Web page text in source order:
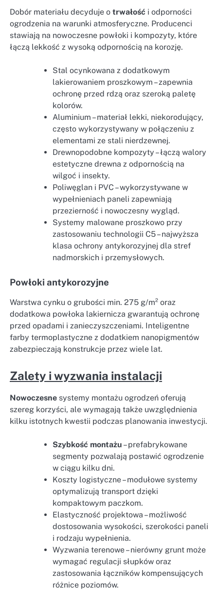
Dobór materiału decyduje o trwałość i odporności
ogrodzenia na warunki atmosferyczne. Producenci
stawiają na nowoczesne powłoki i kompozyty, które
łączą lekkość z wysoką odpornością na korozję.
Stal ocynkowana z dodatkowym
lakierowaniem proszkowym – zapewnia
ochronę przed rdzą oraz szeroką paletę
kolorów.
Aluminium – materiał lekki, niekorodujący,
często wykorzystywany w połączeniu z
elementami ze stali nierdzewnej.
Drewnopodobne kompozyty – łączą walory
estetyczne drewna z odpornością na
wilgoć i insekty.
Poliwęglan i PVC – wykorzystywane w
wypełnieniach paneli zapewniają
przezierność i nowoczesny wygląd.
Systemy malowane proszkowo przy
zastosowaniu technologii C5 – najwyższa
klasa ochrony antykorozyjnej dla stref
nadmorskich i przemysłowych.
Powłoki antykorozyjne
Warstwa cynku o grubości min. 275 g/m² oraz
dodatkowa powłoka lakiernicza gwarantują ochronę
przed opadami i zanieczyszczeniami. Inteligentne
farby termoplastyczne z dodatkiem nanopigmentów
zabezpieczają konstrukcje przez wiele lat.
Zalety i wyzwania instalacji
Nowoczesne systemy montażu ogrodzeń oferują
szereg korzyści, ale wymagają także uwzględnienia
kilku istotnych kwestii podczas planowania inwestycji.
Szybkość montażu – prefabrykowane
segmenty pozwalają postawić ogrodzenie
w ciągu kilku dni.
Koszty logistyczne – modułowe systemy
optymalizują transport dzięki
kompaktowym paczkom.
Elastyczność projektowa – możliwość
dostosowania wysokości, szerokości paneli
i rodzaju wypełnienia.
Wyzwania terenowe – nierówny grunt może
wymagać regulacji słupków oraz
zastosowania łączników kompensujących
różnice poziomów.